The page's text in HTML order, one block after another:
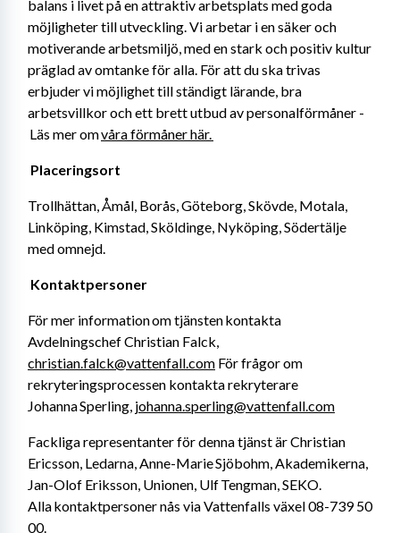
balans i livet på en attraktiv arbetsplats med goda
möjligheter till utveckling. Vi arbetar i en säker och
motiverande arbetsmiljö, med en stark och positiv kultur
präglad av omtanke för alla. För att du ska trivas
erbjuder vi möjlighet till ständigt lärande, bra
arbetsvillkor och ett brett utbud av personalförmåner -
Läs mer om våra förmåner här.
Placeringsort
Trollhättan, Åmål, Borås, Göteborg, Skövde, Motala,
Linköping, Kimstad, Sköldinge, Nyköping, Södertälje
med omnejd.
Kontaktpersoner
För mer information om tjänsten kontakta
christian.falck@vattenfall.com För frågor om
rekryteringsprocessen kontakta rekryterare
Johanna Sperling, johanna.sperling@vattenfall.com
Fackliga representanter för denna tjänst är Christian
Ericsson, Ledarna, Anne-Marie Sjöbohm, Akademikerna,
Jan-Olof Eriksson, Unionen, Ulf Tengman, SEKO.
Alla kontaktpersoner nås via Vattenfalls växel 08-739 50
00.